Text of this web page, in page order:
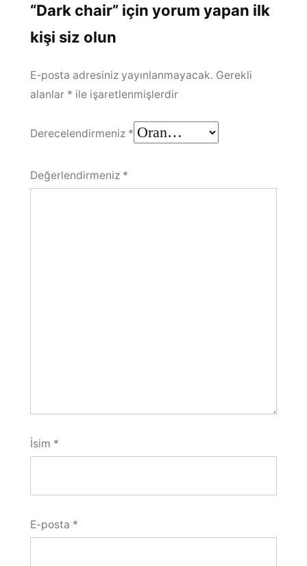
“Dark chair” için yorum yapan ilk
kişi siz olun
E-posta adresiniz yayınlanmayacak. Gerekli
alanlar * ile işaretlenmişlerdir
Derecelendirmeniz *
Değerlendirmeniz *
İsim *
E-posta *